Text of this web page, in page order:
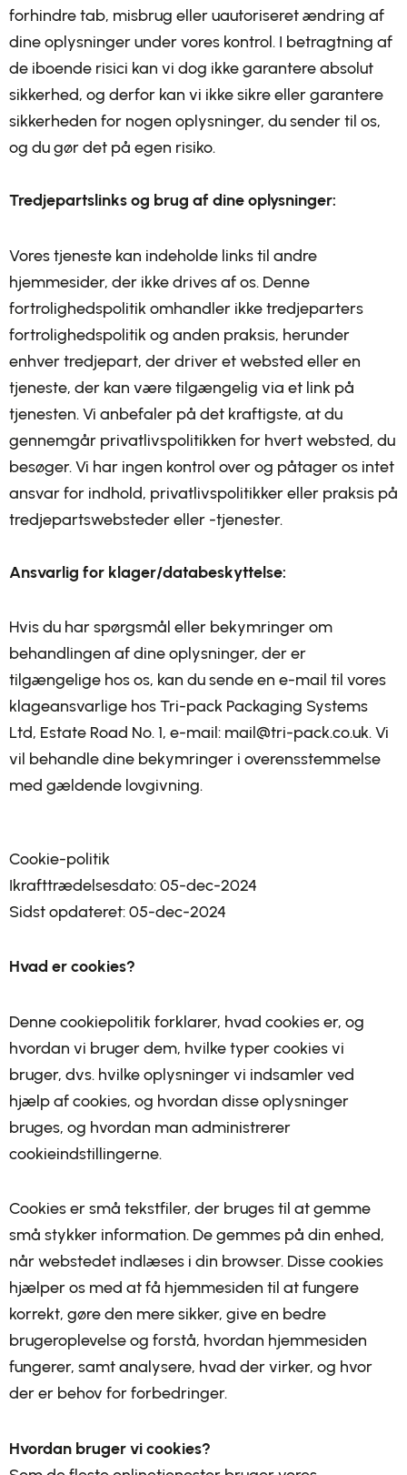
forhindre tab, misbrug eller uautoriseret ændring af
dine oplysninger under vores kontrol. I betragtning af
de iboende risici kan vi dog ikke garantere absolut
sikkerhed, og derfor kan vi ikke sikre eller garantere
sikkerheden for nogen oplysninger, du sender til os,
og du gør det på egen risiko.
Tredjepartslinks og brug af dine oplysninger:
Vores tjeneste kan indeholde links til andre
hjemmesider, der ikke drives af os. Denne
fortrolighedspolitik omhandler ikke tredjeparters
fortrolighedspolitik og anden praksis, herunder
enhver tredjepart, der driver et websted eller en
tjeneste, der kan være tilgængelig via et link på
tjenesten. Vi anbefaler på det kraftigste, at du
gennemgår privatlivspolitikken for hvert websted, du
besøger. Vi har ingen kontrol over og påtager os intet
ansvar for indhold, privatlivspolitikker eller praksis på
tredjepartswebsteder eller -tjenester.
Ansvarlig for klager/databeskyttelse:
Hvis du har spørgsmål eller bekymringer om
behandlingen af dine oplysninger, der er
tilgængelige hos os, kan du sende en e-mail til vores
klageansvarlige hos Tri-pack Packaging Systems
Ltd, Estate Road No. 1, e-mail: mail@tri-pack.co.uk. Vi
vil behandle dine bekymringer i overensstemmelse
med gældende lovgivning.
Cookie-politik
Ikrafttrædelsesdato: 05-dec-2024
Sidst opdateret: 05-dec-2024
Hvad er cookies?
Denne cookiepolitik forklarer, hvad cookies er, og
hvordan vi bruger dem, hvilke typer cookies vi
bruger, dvs. hvilke oplysninger vi indsamler ved
hjælp af cookies, og hvordan disse oplysninger
bruges, og hvordan man administrerer
cookieindstillingerne.
Cookies er små tekstfiler, der bruges til at gemme
små stykker information. De gemmes på din enhed,
når webstedet indlæses i din browser. Disse cookies
hjælper os med at få hjemmesiden til at fungere
korrekt, gøre den mere sikker, give en bedre
brugeroplevelse og forstå, hvordan hjemmesiden
fungerer, samt analysere, hvad der virker, og hvor
der er behov for forbedringer.
Hvordan bruger vi cookies?